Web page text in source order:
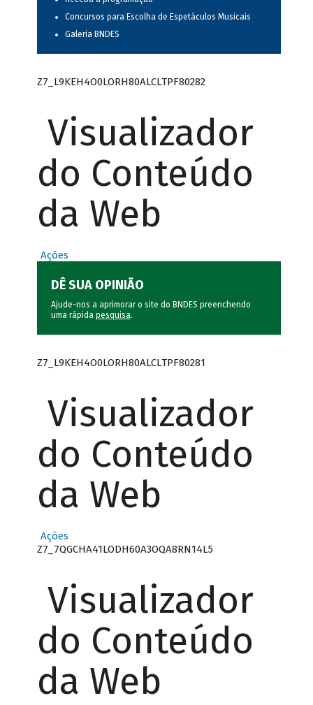
Concursos para Escolha de Espetáculos Musicais
Galeria BNDES
Z7_L9KEH4O0LORH80ALCLTPF80282
Visualizador
do Conteúdo
da Web
Ações
DÊ SUA OPINIÃO
Ajude-nos a aprimorar o site do BNDES preenchendo
uma rápida pesquisa.
Z7_L9KEH4O0LORH80ALCLTPF80281
Visualizador
do Conteúdo
da Web
Ações
Z7_7QGCHA41LODH60A3OQA8RN14L5
Visualizador
do Conteúdo
da Web